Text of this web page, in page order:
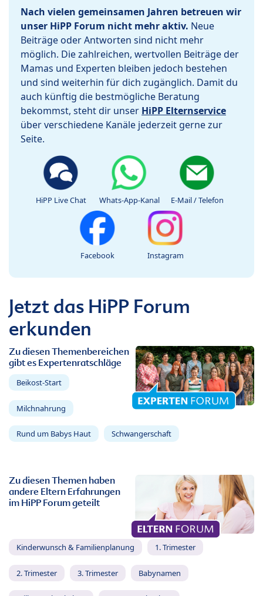
Nach vielen gemeinsamen Jahren betreuen wir
unser HiPP Forum nicht mehr aktiv. Neue
Beiträge oder Antworten sind nicht mehr
möglich. Die zahlreichen, wertvollen Beiträge der
Mamas und Experten bleiben jedoch bestehen
und sind weiterhin für dich zugänglich. Damit du
auch künftig die bestmögliche Beratung
bekommst, steht dir unser HiPP Elternservice
über verschiedene Kanäle jederzeit gerne zur
Seite.
HiPP Live Chat Whats-App-Kanal E-Mail / Telefon
Facebook Instagram
Jetzt das HiPP Forum
erkunden
Zu diesen Themenbereichen
gibt es Expertenratschläge
Beikost-Start
Milchnahrung
Rund um Babys Haut Schwangerschaft
Zu diesen Themen haben
andere Eltern Erfahrungen
im HiPP Forum geteilt
Kinderwunsch & Familienplanung 1. Trimester
2. Trimester 3. Trimester Babynamen